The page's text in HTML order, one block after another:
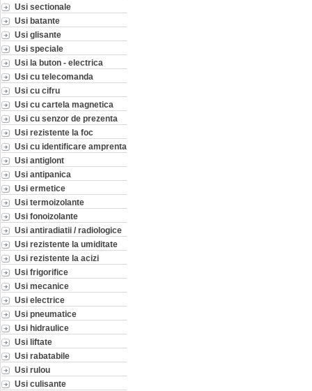
Usi sectionale
Usi batante
Usi glisante
Usi speciale
Usi la buton - electrica
Usi cu telecomanda
Usi cu cifru
Usi cu cartela magnetica
Usi cu senzor de prezenta
Usi rezistente la foc
Usi cu identificare amprenta
Usi antiglont
Usi antipanica
Usi ermetice
Usi termoizolante
Usi fonoizolante
Usi antiradiatii / radiologice
Usi rezistente la umiditate
Usi rezistente la acizi
Usi frigorifice
Usi mecanice
Usi electrice
Usi pneumatice
Usi hidraulice
Usi liftate
Usi rabatabile
Usi rulou
Usi culisante